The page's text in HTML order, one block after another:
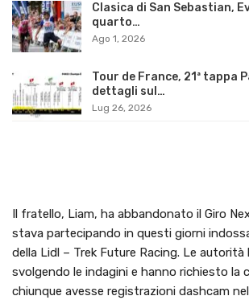
Clasica di San Sebastian,
quarto…
Ago 1, 2026
Tour de France, 21ª tappa
dettagli sul…
Lug 26, 2026
Il fratello, Liam, ha abbandonato il Giro
stava partecipando in questi giorni
della Lidl – Trek Future Racing. Le
svolgendo le indagini e hanno richiesto la
chiunque avesse registrazioni dashcam